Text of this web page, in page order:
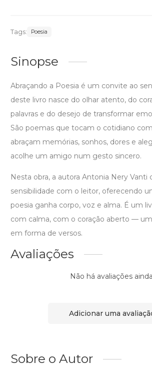
Tags: Poesia
Sinopse
Abraçando a Poesia é um convite ao
deste livro nasce do olhar atento, do
palavras e do desejo de transformar
São poemas que tocam o cotidiano
abraçam memórias, sonhos, dores e
acolhe um amigo num gesto sincero.
Nesta obra, a autora Antonia Nery Vanti
sensibilidade com o leitor, oferecendo
poesia ganha corpo, voz e alma. É um
com calma, com o coração aberto —
em forma de versos.
Avaliações
Não há avaliações
Adicionar uma
Sobre o Autor